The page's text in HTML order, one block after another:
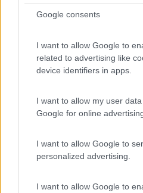
Google consents
I want to allow Google to
related to advertising like
device identifiers in apps.
I want to allow my user
Google for online
I want to allow Google to
personalized advertising.
I want to allow Google to
Servizi / Posizione
Vicina al centro, il